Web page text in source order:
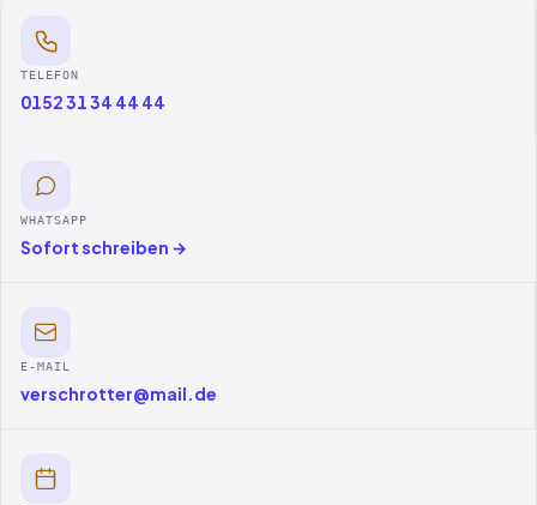
TELEFON
0152 31 34 44 44
WHATSAPP
Sofort schreiben →
E-MAIL
verschrotter@mail.de